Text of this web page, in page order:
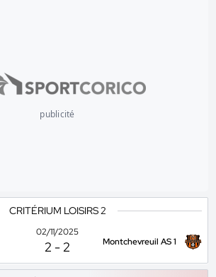
publicité
CRITÉRIUM LOISIRS 2
02/11/2025
2 -2 Montchevreuil AS 1